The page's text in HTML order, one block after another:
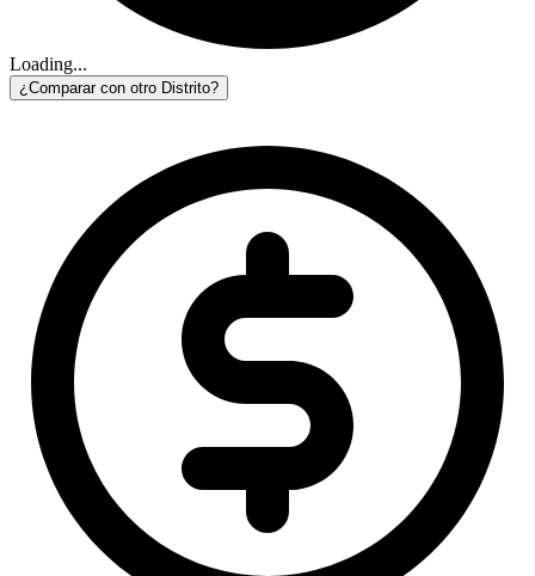
Loading...
¿Comparar con otro Distrito?